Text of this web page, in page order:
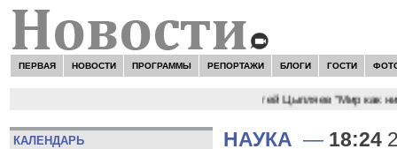
ПЕРВАЯ НОВОСТИ ПРОГРАММЫ РЕПОРТАЖИ БЛОГИ ГОСТИ
Сергей Цыпляев "Мир как
КАЛЕНДАРЬ НАУКА — 18:24